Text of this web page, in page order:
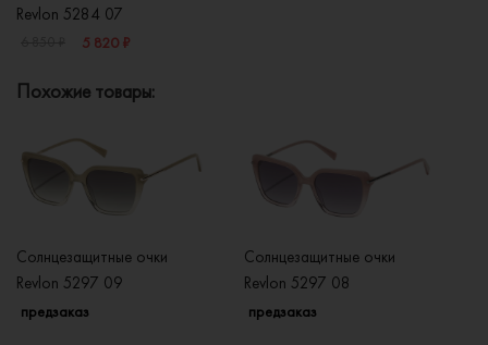
Revlon 5284 07
5 820 ₽
Похожие товары:
Солнцезащитные очки
Revlon 5297 09
предзаказ
Солнцезащитные очки
Revlon 5297 08
предзаказ